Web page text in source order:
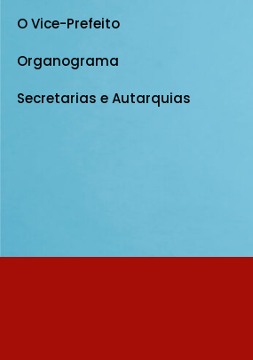
O Vice-Prefeito
Organograma
Secretarias e Autarquias